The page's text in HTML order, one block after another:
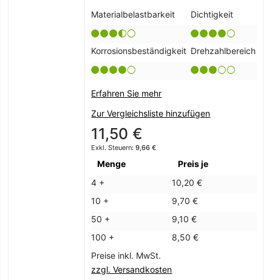
Materialbelastbarkeit Dichtigkeit
Korrosionsbeständigkeit Drehzahlbereich
Erfahren Sie mehr
Zur Vergleichsliste hinzufügen
11,50 €
9,66 €
Menge
Preis je
4 +
10,20 €
10 +
9,70 €
50 +
9,10 €
100 +
8,50 €
Preise inkl. MwSt.
zzgl. Versandkosten